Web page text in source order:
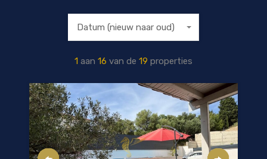
1 aan 16 van de 19 properties
Datum (nieuw naar oud)